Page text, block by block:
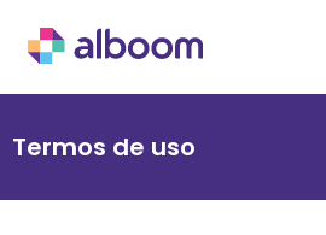
Termos de uso